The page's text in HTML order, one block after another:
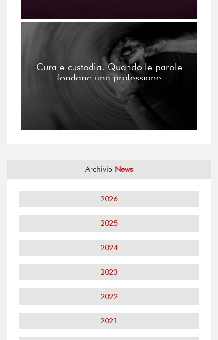
Cura e custodia. Quando le parole
fondano una professione
Archivio News
2026
2025
2024
2023
2022
2021